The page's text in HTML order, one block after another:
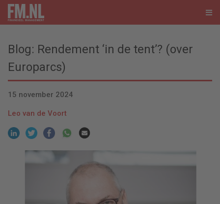
Blog: Rendement ‘in de tent’? (over
Europarcs)
15 november 2024
Leo van de Voort